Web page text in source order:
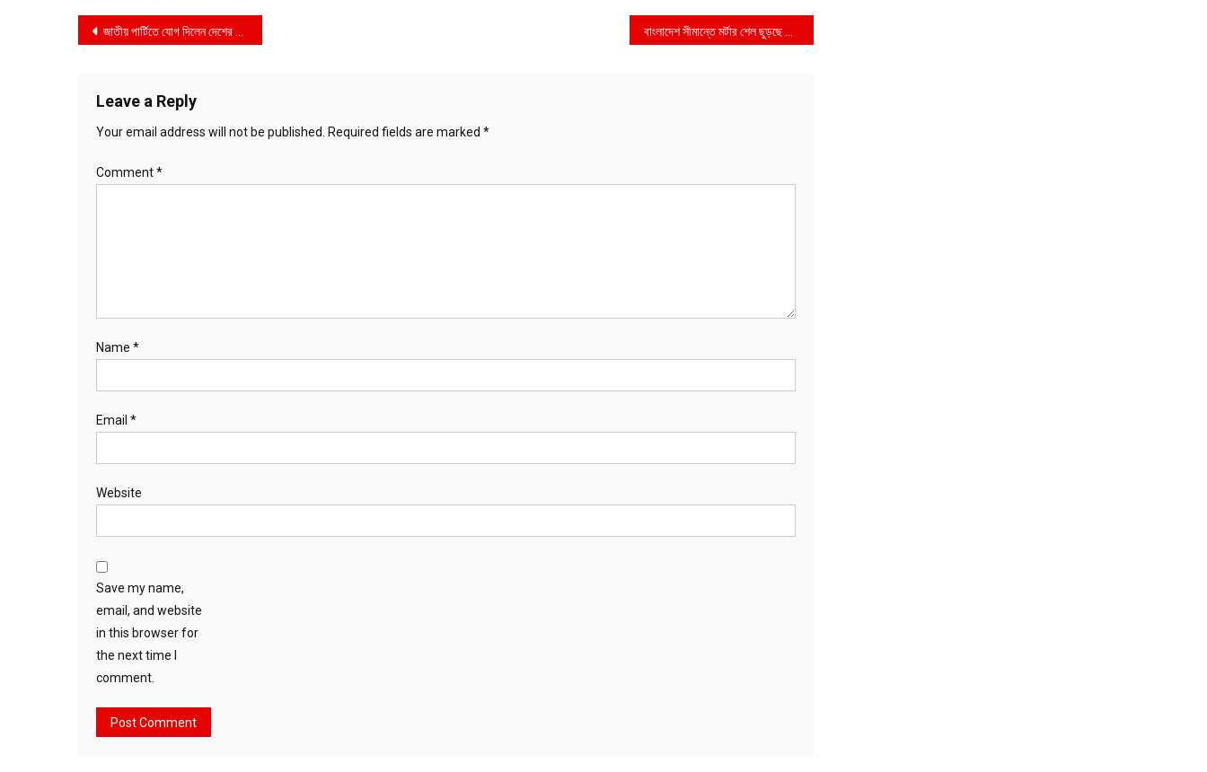
Post
জাতীয় পার্টিতে যোগ দিলেন দেশের স্বনামধন্য দুই চিকিৎসক বাংলাদেশ সীমান্তে মর্টার শেল ছুড়ছে আরাকান আর্মি
Leave a Reply
Your email address will not be published. Required fields are marked *
Comment*
Name *
Email *
Website
Save my name,
email, and website
in this browser for
the next time I
comment.